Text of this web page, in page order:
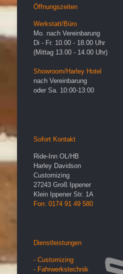
Öffnungszeiten
Werkstatt/Büro
Mo. nach Vereinbarung
Di - Fr. 10.00 - 18.00 Uhr
(Mittag 13.00 - 14.00 Uhr)
Showroom/Harley Hotel
nach Vereinbarung
oder Sa. 10:00-13:00
Sofort Kontakt
Ride-Inn OL/HB
Harley Davidson
Customizing
27243 Groß Ippener
Klein Ippener Str. 1A
Fon: 0174 91 49 580
Dienstleistungen
- Customizing
- Fahrwerkstechnik